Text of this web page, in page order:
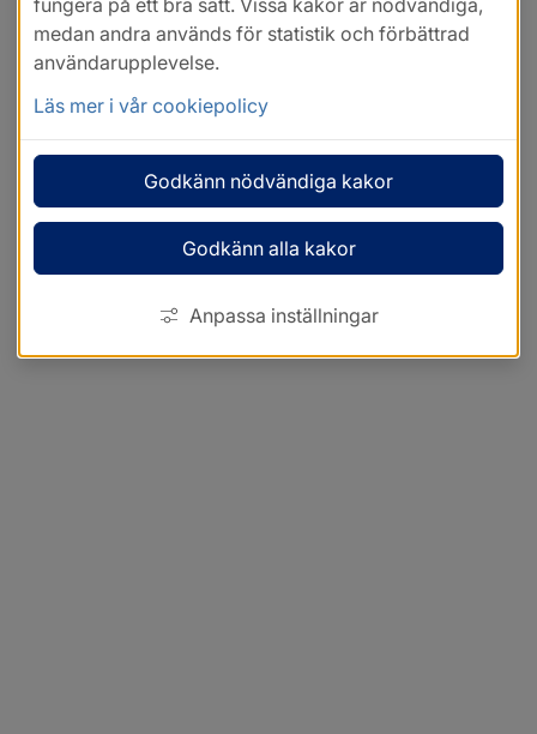
fungera på ett bra sätt. Vissa kakor är nödvändiga,
medan andra används för statistik och förbättrad
användarupplevelse.
Läs mer i vår cookiepolicy
Godkänn nödvändiga kakor
Godkänn alla kakor
Anpassa inställningar